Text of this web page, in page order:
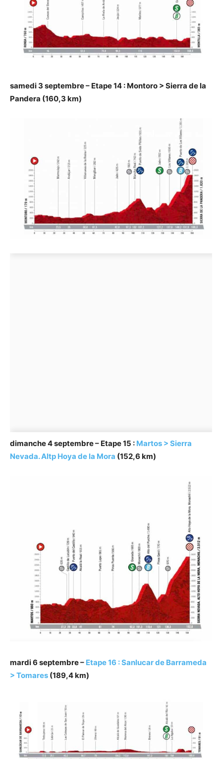
samedi 3 septembre – Etape 14 : Montoro > Sierra de la
Pandera (160,3 km)
dimanche 4 septembre – Etape 15 : Martos > Sierra
Nevada. Altp Hoya de la Mora (152,6 km)
mardi 6 septembre – Etape 16 : Sanlucar de Barrameda
> Tomares (189,4 km)